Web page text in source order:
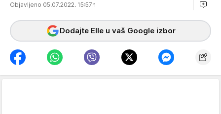
Objavljeno 05.07.2022. 15:57h
Dodajte Elle u vaš Google izbor